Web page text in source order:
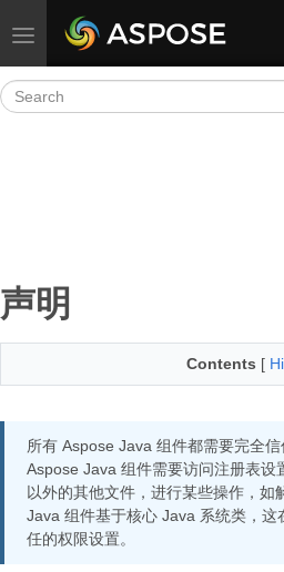
Toggle navigation
声明
Contents [
所有 Aspose Java 组件都需要完全信
Aspose Java 组件需要访问注册表设
以外的其他文件，进行某些操作，如
Java 组件基于核心 Java 系统类，这
任的权限设置。